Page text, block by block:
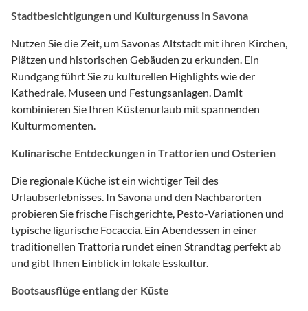
Stadtbesichtigungen und Kulturgenuss in Savona
Nutzen Sie die Zeit, um Savonas Altstadt mit ihren Kirchen,
Plätzen und historischen Gebäuden zu erkunden. Ein
Rundgang führt Sie zu kulturellen Highlights wie der
Kathedrale, Museen und Festungsanlagen. Damit
kombinieren Sie Ihren Küstenurlaub mit spannenden
Kulturmomenten.
Kulinarische Entdeckungen in Trattorien und Osterien
Die regionale Küche ist ein wichtiger Teil des
Urlaubserlebnisses. In Savona und den Nachbarorten
probieren Sie frische Fischgerichte, Pesto-Variationen und
typische ligurische Focaccia. Ein Abendessen in einer
traditionellen Trattoria rundet einen Strandtag perfekt ab
und gibt Ihnen Einblick in lokale Esskultur.
Bootsausflüge entlang der Küste